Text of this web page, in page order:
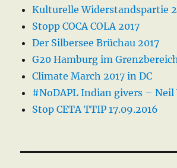
Kulturelle Widerstandspartie
Stopp COCA COLA 2017
Der Silbersee Brüchau 2017
G20 Hamburg im Grenzbereich
Climate March 2017 in DC
#NoDAPL Indian givers – Neil
Stop CETA TTIP 17.09.2016